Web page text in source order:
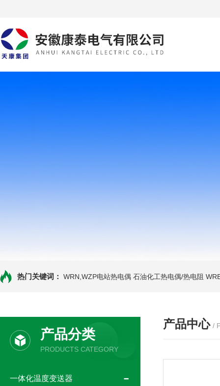
热门关键词： WRN,WZP电站热电偶 石油化工热电偶/热电阻
产品分类
PRODUCTS CATEGORY
一体化温度变送器
产品中心 /